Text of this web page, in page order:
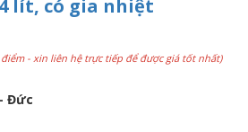
lít, có gia nhiệt
- xin liên hệ trực tiếp để được giá tốt nhất)
Đức